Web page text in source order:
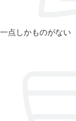
一点しかものがない